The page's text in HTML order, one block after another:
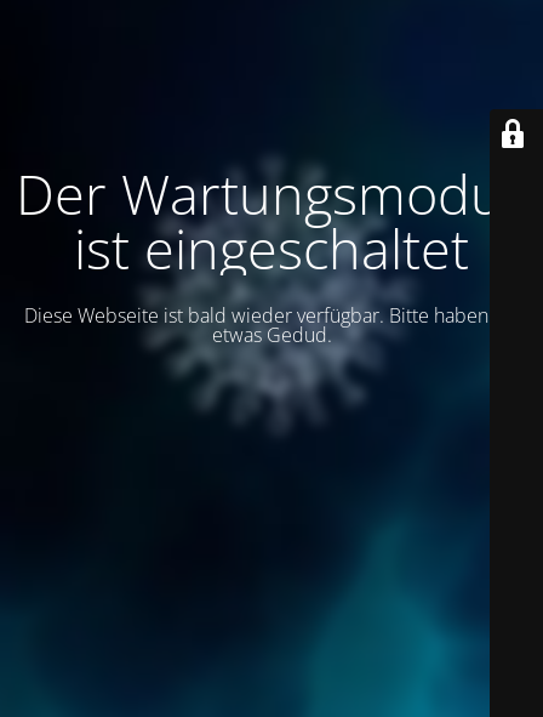
Der Wartungsmodus
ist eingeschaltet
Diese Webseite ist bald wieder verfügbar. Bitte haben Sie
etwas Gedud.